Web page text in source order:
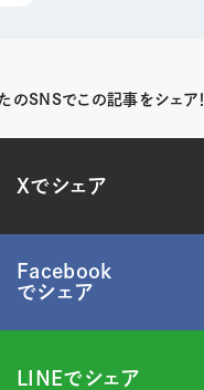
のSNSでこの記事をシェア！
Xでシェア
Facebook
でシェア
LINEでシェア